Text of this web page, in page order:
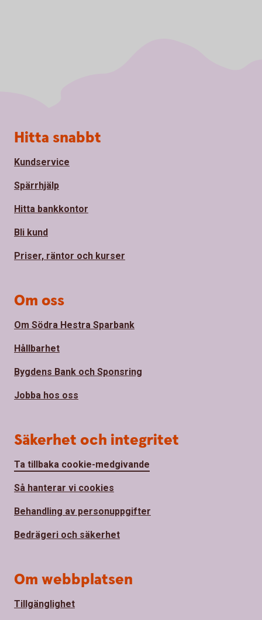
Sidfot
Hitta snabbt
Kundservice
Spärrhjälp
Hitta bankkontor
Bli kund
Priser, räntor och kurser
Om oss
Om Södra Hestra Sparbank
Hållbarhet
Bygdens Bank och Sponsring
Jobba hos oss
Säkerhet och integritet
Ta tillbaka cookie-medgivande
Så hanterar vi cookies
Behandling av personuppgifter
Bedrägeri och säkerhet
Om webbplatsen
Tillgänglighet